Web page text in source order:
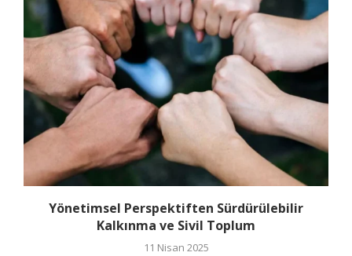
Yönetimsel Perspektiften Sürdürülebilir
Kalkınma ve Sivil Toplum
11 Nisan 2025